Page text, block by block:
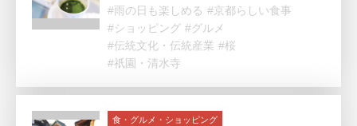
#雨の日も楽しめる #京都らしい食事
#ショッピング #グルメ
#伝統文化・伝統産業 #桜
#祇園・清水寺
食・グルメ・ショッピング